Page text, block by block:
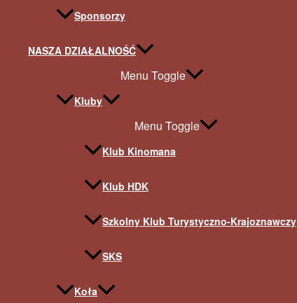
Sponsorzy
NASZA DZIAŁALNOŚĆ
Menu Toggle
Kluby
Menu Toggle
Klub Kinomana
Klub HDK
Szkolny Klub Turystyczno-Krajoznawczy
SKS
Koła